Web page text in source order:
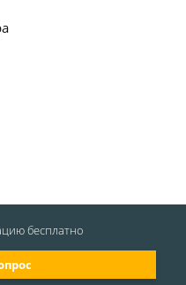
бесплатно